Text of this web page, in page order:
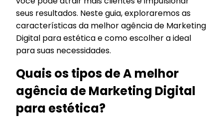
seus resultados. Neste guia, exploraremos as
características da melhor agência de Marketing
Digital para estética e como escolher a ideal
para suas necessidades.
Quais os tipos de A melhor
agência de Marketing Digital
para estética?